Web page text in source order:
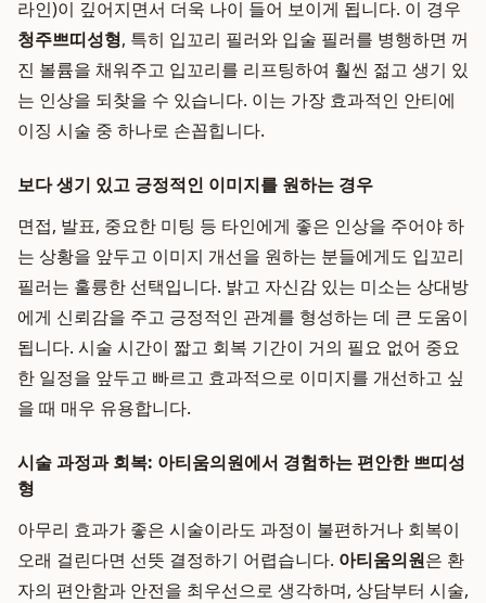
라인)이 깊어지면서 더욱 나이 들어 보이게 됩니다. 이 경우
청주쁘띠성형, 특히 입꼬리 필러와 입술 필러를 병행하면 꺼
진 볼륨을 채워주고 입꼬리를 리프팅하여 훨씬 젊고 생기 있
는 인상을 되찾을 수 있습니다. 이는 가장 효과적인 안티에
이징 시술 중 하나로 손꼽힙니다.
보다 생기 있고 긍정적인 이미지를 원하는 경우
면접, 발표, 중요한 미팅 등 타인에게 좋은 인상을 주어야 하
는 상황을 앞두고 이미지 개선을 원하는 분들에게도 입꼬리
필러는 훌륭한 선택입니다. 밝고 자신감 있는 미소는 상대방
에게 신뢰감을 주고 긍정적인 관계를 형성하는 데 큰 도움이
됩니다. 시술 시간이 짧고 회복 기간이 거의 필요 없어 중요
한 일정을 앞두고 빠르고 효과적으로 이미지를 개선하고 싶
을 때 매우 유용합니다.
시술 과정과 회복: 아티움의원에서 경험하는 편안한 쁘띠성
형
아무리 효과가 좋은 시술이라도 과정이 불편하거나 회복이
오래 걸린다면 선뜻 결정하기 어렵습니다. 아티움의원은 환
자의 편안함과 안전을 최우선으로 생각하며, 상담부터 시술,